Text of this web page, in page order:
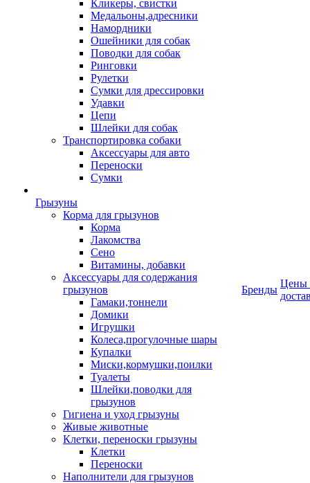
Кликеры, свистки
Медальоны,адресники
Намордники
Ошейники для собак
Поводки для собак
Ринговки
Рулетки
Сумки для дрессировки
Удавки
Цепи
Шлейки для собак
Транспортировка собаки
Аксессуары для авто
Переноски
Сумки
Грызуны
Корма для грызунов
Корма
Лакомства
Сено
Витамины, добавки
Аксессуары для содержания
грызунов
Гамаки,тоннели
Домики
Игрушки
Колеса,прогулочные шары
Купалки
Миски,кормушки,поилки
Туалеты
Шлейки,поводки для
грызунов
Гигиена и уход грызуны
Живые животные
Клетки, переноски грызуны
Клетки
Переноски
Наполнители для грызунов
Бренды
Цены